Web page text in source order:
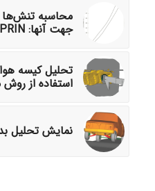
محاسبه
جهت آنها: FPRIN
تحلیل کیسه
استفاده از
نمایش تحلیل